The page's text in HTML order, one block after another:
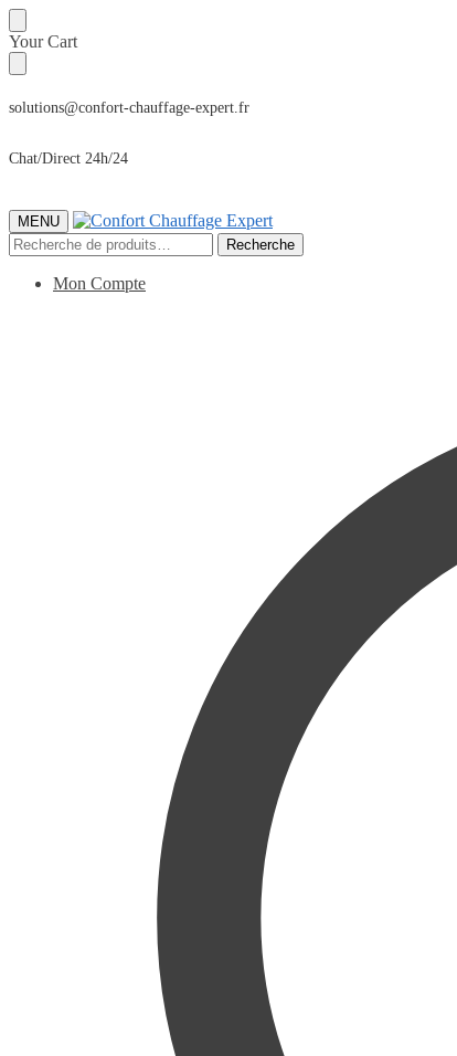
Sauter
à
la
navigation
Skip
to
content
Your Cart
solutions@confort-chauffage-expert.fr
Chat/Direct 24h/24
MENU
Recherche
pour :
Recherche
Mon Compte